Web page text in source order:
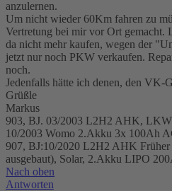
anzulernen.
Um nicht wieder 60Km fahren zu
Vertretung bei mir vor Ort gemacht.
da nicht mehr kaufen, wegen der
jetzt nur noch PKW verkaufen.
noch.
Jedenfalls hätte ich denen, den VK-
Grüßle
Markus
903, BJ. 03/2003 L2H2 AHK, LKW
10/2003 Womo 2.Akku 3x 100Ah
907, BJ:10/2020 L2H2 AHK
ausgebaut), Solar, 2.Akku LIPO
Nach oben
Antworten